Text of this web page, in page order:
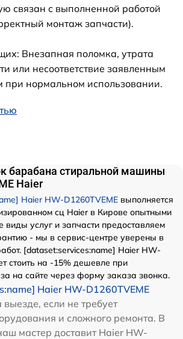
связан с выполненной работой
монтаж запчасти).
Внезапная поломка, утрата
или несоответствие заявленным
при нормальном использовании.
барабана стиральной машины
Haier
Haier HW-D1260TVEME выполняется
сц Haier в Кирове опытными
виды услуг и запчасти предоставляем
- мы в сервис-центре уверены в
[dataset:services:name] Haier HW-
стоить на -15% дешевле при
на сайте через форму заказа звонка.
Haier HW-D1260TVEME
если не требует
и сложного ремонта. В
мастер доставит Haier HW-